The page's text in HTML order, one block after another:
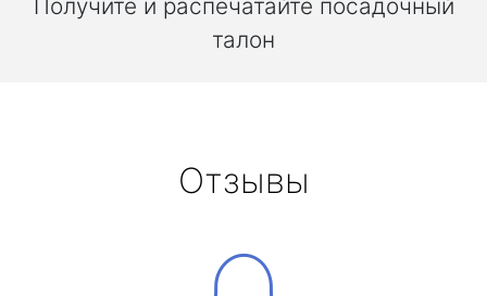
Получите и распечатайте посадочный
талон
Отзывы